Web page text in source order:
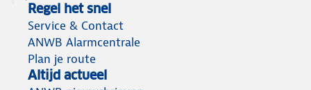
Regel het snel
Service & Contact
ANWB Alarmcentrale
Plan je route
Altijd actueel